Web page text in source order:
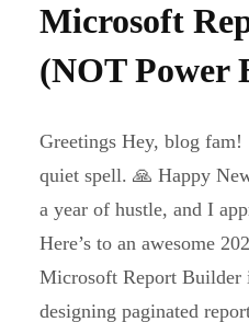
Microsoft
(NOT Power
Greetings Hey, blog
quiet spell. 🙏 Happy
a year of hustle, and I
Here’s to an awesome
Microsoft Report Builder
designing paginated